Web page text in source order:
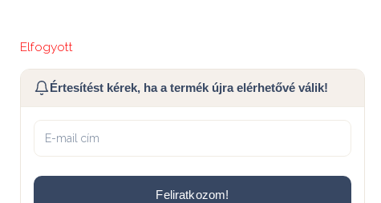
Elfogyott
Értesítést kérek, ha a termék újra elérhetővé válik!
Feliratkozom!